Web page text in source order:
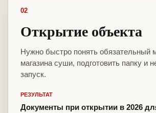
02
Открытие объекта
Нужно быстро понять обязательный
магазина суши, подготовить папку и
запуск.
РЕЗУЛЬТАТ
Документы при открытии в 2026